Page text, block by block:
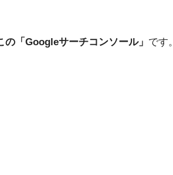
「Googleサーチコンソール」 です。